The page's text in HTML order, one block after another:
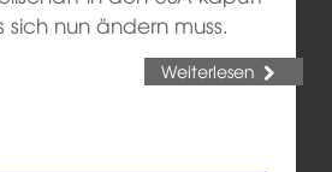
sich nun ändern muss.
Weiterlesen